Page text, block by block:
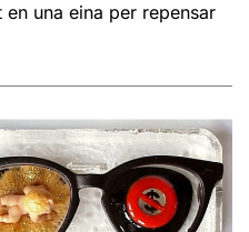
una eina per repensar